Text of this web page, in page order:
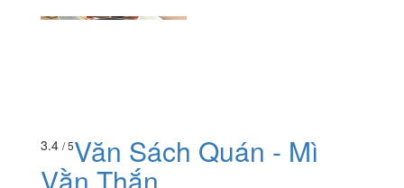
3.4 / 5Văn Sách Quán - Mì